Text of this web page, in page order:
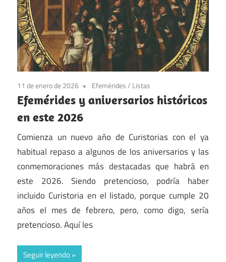
11 de enero de 2026 Efemérides/ Listas
Efemérides y aniversarios históricos
en este 2026
Comienza un nuevo año de Curistorias con el ya
habitual repaso a algunos de los aniversarios y las
conmemoraciones más destacadas que habrá en
este 2026. Siendo pretencioso, podría haber
incluido Curistoria en el listado, porque cumple 20
años el mes de febrero, pero, como digo, sería
pretencioso. Aquí les
Seguir leyendo